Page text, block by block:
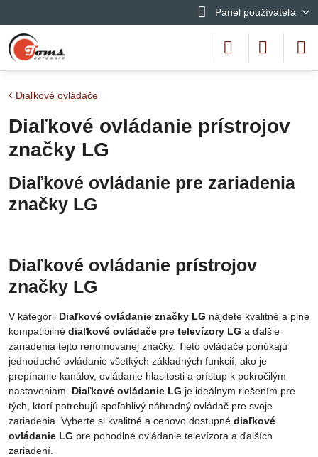
Panel používateľa
Diaľkové ovládače
Diaľkové ovládanie prístrojov
značky LG
Diaľkové ovládanie pre zariadenia
značky LG
Diaľkové ovládanie prístrojov
značky LG
V kategórii Diaľkové ovládanie značky LG nájdete kvalitné a plne
kompatibilné diaľkové ovládače pre televízory LG a ďalšie
zariadenia tejto renomovanej značky. Tieto ovládače ponúkajú
jednoduché ovládanie všetkých základných funkcií, ako je
prepínanie kanálov, ovládanie hlasitosti a prístup k pokročilým
nastaveniam. Diaľkové ovládanie LG je ideálnym riešením pre
tých, ktorí potrebujú spoľahlivý náhradný ovládač pre svoje
zariadenia. Vyberte si kvalitné a cenovo dostupné diaľkové
ovládanie LG pre pohodlné ovládanie televízora a ďalších
zariadení.